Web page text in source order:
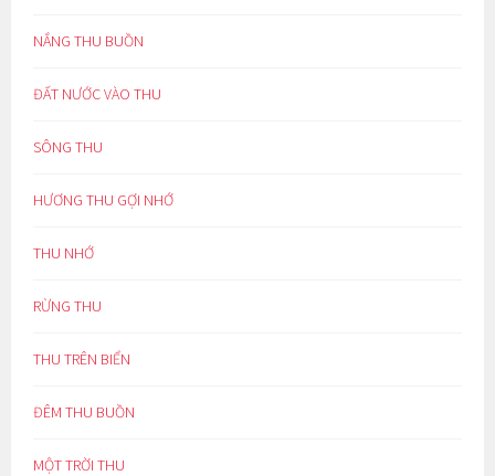
NẮNG THU BUỒN
ĐẤT NƯỚC VÀO THU
SÔNG THU
HƯƠNG THU GỢI NHỚ
THU NHỚ
RỪNG THU
THU TRÊN BIỂN
ĐÊM THU BUỒN
MỘT TRỜI THU